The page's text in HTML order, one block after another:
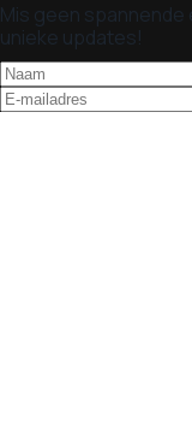
Mis geen
unieke updates!